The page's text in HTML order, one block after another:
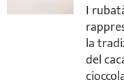
I
la
del